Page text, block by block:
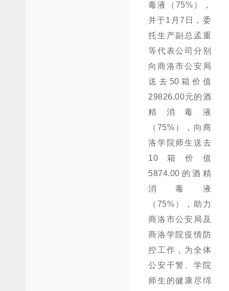
毒液（75%），
并于1月7日，委
托生产副总孟重
等代表公司分别
向商洛市公安局
送去50箱价值
29826.00元的酒
精消毒液
（75%），向商
洛学院师生送去
10箱价值
5874.00的酒精
消毒液
（75%），助力
商洛市公安局及
商洛学院疫情防
控工作，为全体
公安干警、学院
师生的健康尽绵